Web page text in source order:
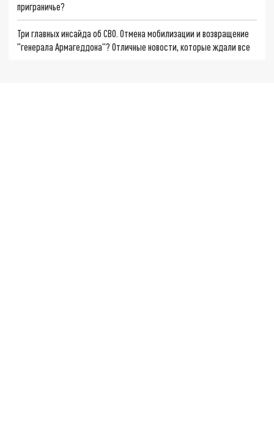
приграничье?
Три главных инсайда об СВО. Отмена мобилизации и возвращение
"генерала Армагеддона"? Отличные новости, которые ждали все